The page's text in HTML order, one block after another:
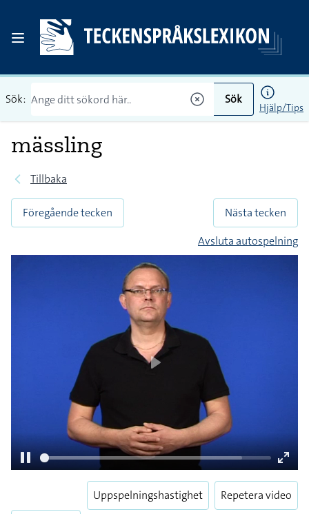
Sök: Sök
Hjälp/Tips
mässling
Tillbaka
Föregående tecken
Nästa tecken
Avsluta autospelning
Enter
Uppspelningshastighet Repetera video